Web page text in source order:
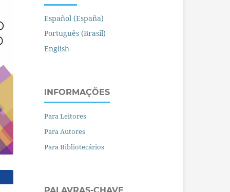
Español (España)
Português (Brasil)
English
INFORMAÇÕES
Para Leitores
Para Autores
Para Bibliotecários